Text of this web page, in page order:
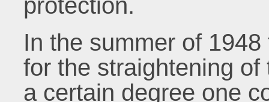
protection.
In the summer of
for the straightening
a certain degree one